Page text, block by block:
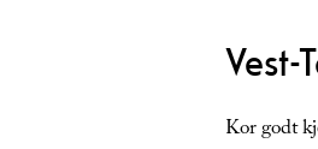
Vest-
Kor godt